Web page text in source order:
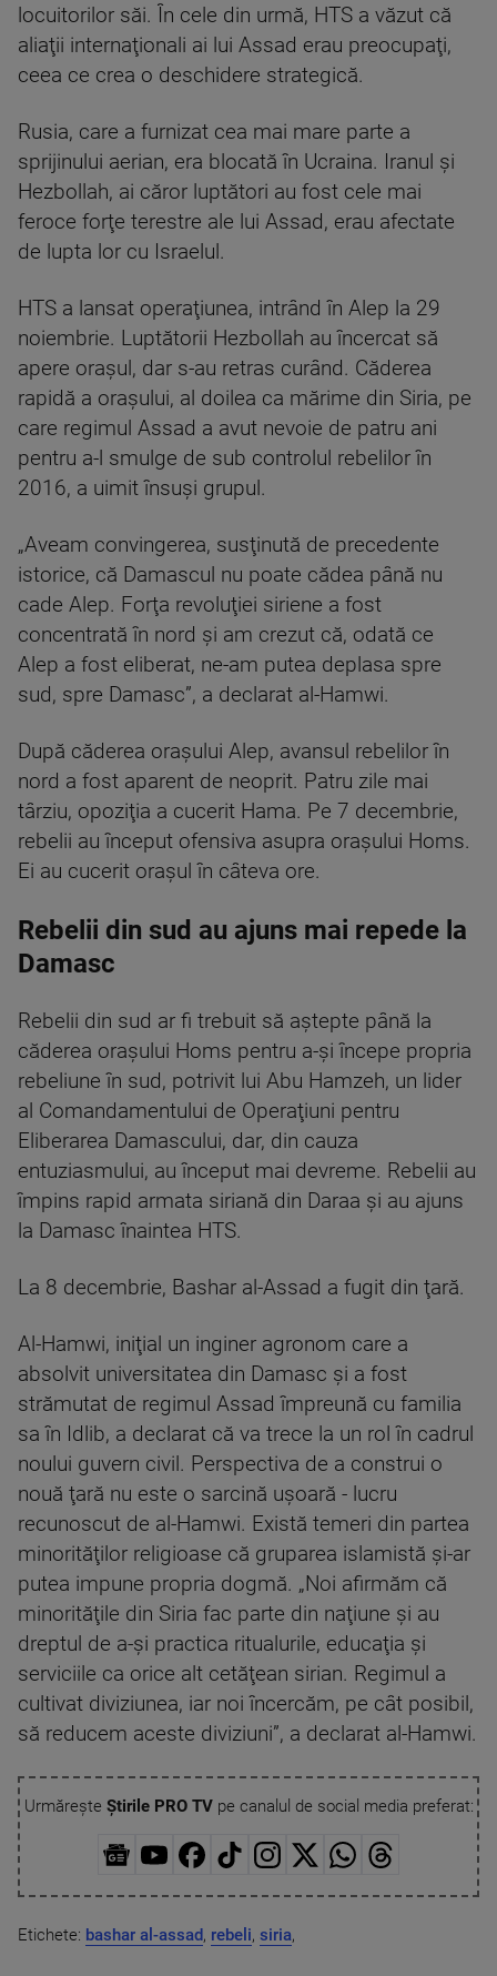
locuitorilor săi. În cele din urmă, HTS a văzut că
aliaţii internaţionali ai lui Assad erau preocupaţi,
ceea ce crea o deschidere strategică.
Rusia, care a furnizat cea mai mare parte a
sprijinului aerian, era blocată în Ucraina. Iranul şi
Hezbollah, ai căror luptători au fost cele mai
feroce forţe terestre ale lui Assad, erau afectate
de lupta lor cu Israelul.
HTS a lansat operaţiunea, intrând în Alep la 29
noiembrie. Luptătorii Hezbollah au încercat să
apere oraşul, dar s-au retras curând. Căderea
rapidă a oraşului, al doilea ca mărime din Siria, pe
care regimul Assad a avut nevoie de patru ani
pentru a-l smulge de sub controlul rebelilor în
2016, a uimit însuşi grupul.
„Aveam convingerea, susţinută de precedente
istorice, că Damascul nu poate cădea până nu
cade Alep. Forţa revoluţiei siriene a fost
concentrată în nord şi am crezut că, odată ce
Alep a fost eliberat, ne-am putea deplasa spre
sud, spre Damasc”, a declarat al-Hamwi.
După căderea oraşului Alep, avansul rebelilor în
nord a fost aparent de neoprit. Patru zile mai
târziu, opoziţia a cucerit Hama. Pe 7 decembrie,
rebelii au început ofensiva asupra oraşului Homs.
Ei au cucerit oraşul în câteva ore.
Rebelii din sud au ajuns mai repede la
Damasc
Rebelii din sud ar fi trebuit să aştepte până la
căderea oraşului Homs pentru a-şi începe propria
rebeliune în sud, potrivit lui Abu Hamzeh, un lider
al Comandamentului de Operaţiuni pentru
Eliberarea Damascului, dar, din cauza
entuziasmului, au început mai devreme. Rebelii au
împins rapid armata siriană din Daraa şi au ajuns
la Damasc înaintea HTS.
La 8 decembrie, Bashar al-Assad a fugit din ţară.
Al-Hamwi, iniţial un inginer agronom care a
absolvit universitatea din Damasc şi a fost
strămutat de regimul Assad împreună cu familia
sa în Idlib, a declarat că va trece la un rol în cadrul
noului guvern civil. Perspectiva de a construi o
nouă ţară nu este o sarcină uşoară - lucru
recunoscut de al-Hamwi. Există temeri din partea
minorităţilor religioase că gruparea islamistă şi-ar
putea impune propria dogmă. „Noi afirmăm că
minorităţile din Siria fac parte din naţiune şi au
dreptul de a-şi practica ritualurile, educaţia şi
serviciile ca orice alt cetăţean sirian. Regimul a
cultivat diviziunea, iar noi încercăm, pe cât posibil,
să reducem aceste diviziuni”, a declarat al-Hamwi.
Urmărește Știrile PRO TVpe canalul de social media preferat:
Etichete: bashar al-assad, rebeli, siria,